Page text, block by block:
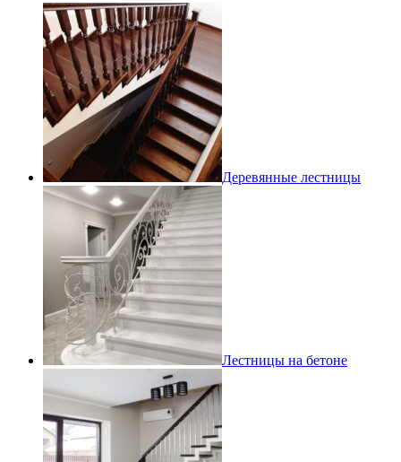
Деревянные лестницы
Лестницы на бетоне